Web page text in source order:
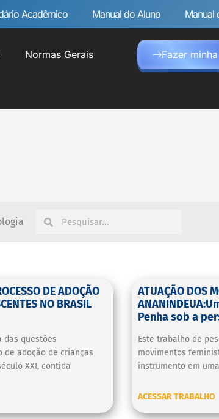
Acadêmico Manual do Aluno Manual
Normas Gerais Fazer
DE ADOÇÃO
NO BRASIL
das questões
de adoção de crianças
XXI, contida
ATUAÇÃO DOS
Penha sob a
Este trabalho de
movimentos
instrumento em
ACESSAR TRABALHO